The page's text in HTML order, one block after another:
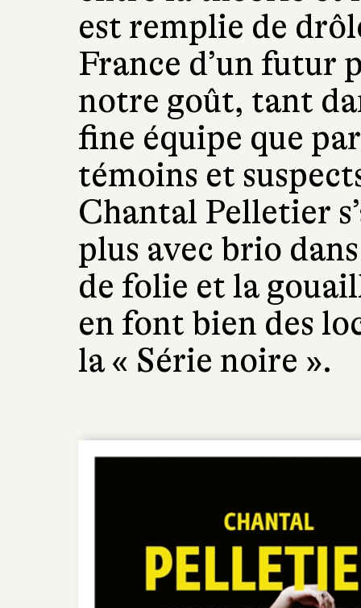
est remplie de
France d’un futur
notre goût, tant
fine équipe que
témoins et
Chantal Pelletier
plus avec brio
de folie et la
en font bien des
la « Série noire ».